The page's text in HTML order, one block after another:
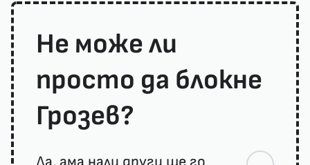
Не може ли
просто да блокне
Грозев?